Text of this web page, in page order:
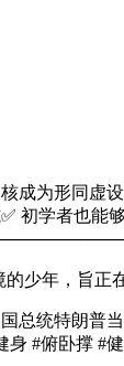
为形同虚设
初学者也能
年，旨正在
统特朗普当
身 #俯卧撑 #